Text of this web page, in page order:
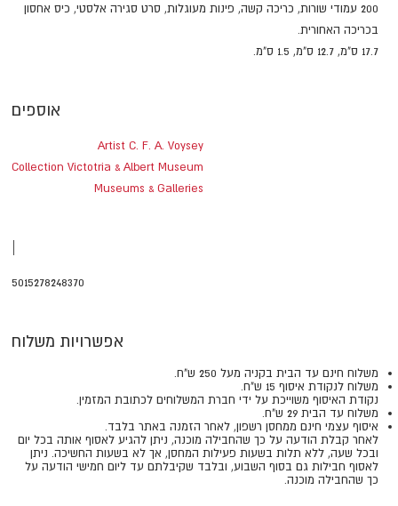
200 עמודי שורות, כריכה קשה, פינות מעוגלות, סרט סגירה אלסטי, כיס אחסון
בכריכה האחורית.
17.7 ס"מ, 12.7 ס"מ, 1.5 ס"מ.
אוספים
Artist C. F. A. Voysey
Collection Victotria & Albert Museum
Museums & Galleries
|
5015278248370
אפשרויות משלוח
משלוח חינם עד הבית בקניה מעל 250 ש"ח.
משלוח לנקודת איסוף 15 ש"ח.
נקודת האיסוף משוייכת על ידי חברת המשלוחים לכתובת המזמין.
משלוח עד הבית 29 ש"ח.
איסוף עצמי חינם ממחסן רשפון, לאחר הזמנה באתר בלבד.
​​​​​​​לאחר קבלת הודעה על כך שהחבילה מוכנה, ניתן להגיע לאסוף אותה בכל יום
ובכל שעה, ללא תלות בשעות פעילות המחסן, אך לא בשעות החשיכה. ניתן
לאסוף חבילות גם בסוף השבוע, ובלבד שקיבלתם עד ליום חמישי הודעה על
כך שהחבילה מוכנה.